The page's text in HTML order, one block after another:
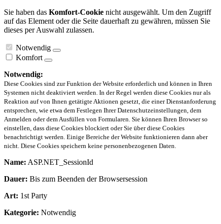
Sie haben das Komfort-Cookie nicht ausgewählt. Um den Zugriff
auf das Element oder die Seite dauerhaft zu gewähren, müssen Sie
dieses per Auswahl zulassen.
Notwendig
Komfort
Notwendig:
Diese Cookies sind zur Funktion der Website erforderlich und können in Ihren
Systemen nicht deaktiviert werden. In der Regel werden diese Cookies nur als
Reaktion auf von Ihnen getätigte Aktionen gesetzt, die einer Dienstanforderung
entsprechen, wie etwa dem Festlegen Ihrer Datenschutzeinstellungen, dem
Anmelden oder dem Ausfüllen von Formularen. Sie können Ihren Browser so
einstellen, dass diese Cookies blockiert oder Sie über diese Cookies
benachrichtigt werden. Einige Bereiche der Website funktionieren dann aber
nicht. Diese Cookies speichern keine personenbezogenen Daten.
Name: ASP.NET_SessionId
Dauer: Bis zum Beenden der Browsersession
Art: 1st Party
Kategorie: Notwendig